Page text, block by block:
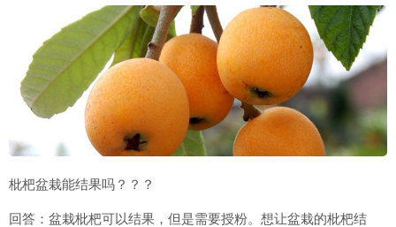
枇杷盆栽能结果吗？？？
回答：盆栽枇杷可以结果，但是需要授粉。想让盆栽的枇杷结